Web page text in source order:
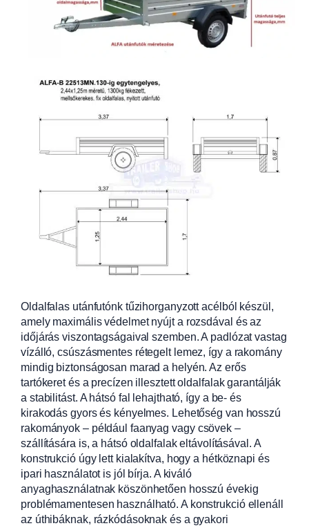
Oldalfalas utánfutónk tűzihorganyzott acélból készül,
amely maximális védelmet nyújt a rozsdával és az
időjárás viszontagságaival szemben. A padlózat vastag
vízálló, csúszásmentes rétegelt lemez, így a rakomány
mindig biztonságosan marad a helyén. Az erős
tartókeret és a precízen illesztett oldalfalak garantálják
a stabilitást. A hátsó fal lehajtható, így a be- és
kirakodás gyors és kényelmes. Lehetőség van hosszú
rakományok – például faanyag vagy csövek –
szállítására is, a hátsó oldalfalak eltávolításával. A
konstrukció úgy lett kialakítva, hogy a hétköznapi és
ipari használatot is jól bírja. A kiváló
anyaghasználatnak köszönhetően hosszú évekig
problémamentesen használható. A konstrukció ellenáll
az úthibáknak, rázkódásoknak és a gyakori